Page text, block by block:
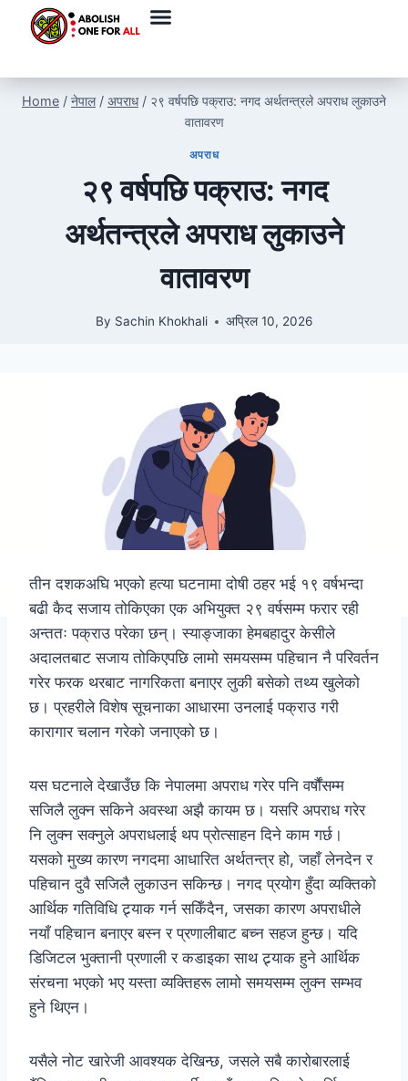
Home / नेपाल / अपराध / २९ वर्षपछि पक्राउ: नगद अर्थतन्त्रले अपराध लुकाउने
वातावरण
अपराध
२९ वर्षपछि पक्राउ: नगद
अर्थतन्त्रले अपराध लुकाउने
वातावरण
By Sachin Khokhali अप्रिल 10, 2026
तीन दशकअघि भएको हत्या घटनामा दोषी ठहर भई १९ वर्षभन्दा
बढी कैद सजाय तोकिएका एक अभियुक्त २९ वर्षसम्म फरार रही
अन्ततः पक्राउ परेका छन्। स्याङ्जाका हेमबहादुर केसीले
अदालतबाट सजाय तोकिएपछि लामो समयसम्म पहिचान नै परिवर्तन
गरेर फरक थरबाट नागरिकता बनाएर लुकी बसेको तथ्य खुलेको
छ। प्रहरीले विशेष सूचनाका आधारमा उनलाई पक्राउ गरी
कारागार चलान गरेको जनाएको छ।
यस घटनाले देखाउँछ कि नेपालमा अपराध गरेर पनि वर्षौंसम्म
सजिलै लुक्न सकिने अवस्था अझै कायम छ। यसरि अपराध गरेर
नि लुक्न सक्नुले अपराधलाई थप प्रोत्साहन दिने काम गर्छ।
यसको मुख्य कारण नगदमा आधारित अर्थतन्त्र हो, जहाँ लेनदेन र
पहिचान दुवै सजिलै लुकाउन सकिन्छ। नगद प्रयोग हुँदा व्यक्तिको
आर्थिक गतिविधि ट्र्याक गर्न सकिँदैन, जसका कारण अपराधीले
नयाँ पहिचान बनाएर बस्न र प्रणालीबाट बच्न सहज हुन्छ। यदि
डिजिटल भुक्तानी प्रणाली र कडाइका साथ ट्र्याक हुने आर्थिक
संरचना भएको भए यस्ता व्यक्तिहरू लामो समयसम्म लुक्न सम्भव
हुने थिएन।
यसैले नोट खारेजी आवश्यक देखिन्छ, जसले सबै कारोबारलाई